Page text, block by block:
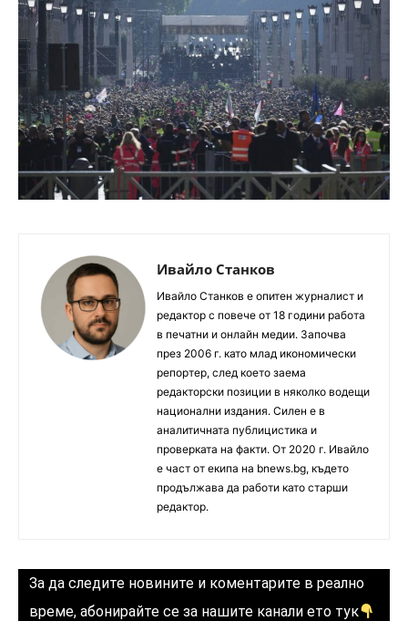
Ивайло Станков
Ивайло Станков е опитен журналист и
редактор с повече от 18 години работа
в печатни и онлайн медии. Започва
през 2006 г. като млад икономически
репортер, след което заема
редакторски позиции в няколко водещи
национални издания. Силен е в
аналитичната публицистика и
проверката на факти. От 2020 г. Ивайло
е част от екипа на bnews.bg, където
продължава да работи като старши
редактор.
За да следите новините и коментарите в реално
време, абонирайте се за нашите канали ето тук